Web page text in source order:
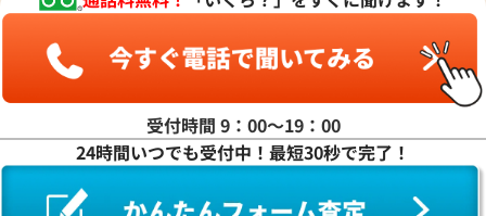
ETERNA
エテルナ
EDOX
エドックス
EBERHARD
エベラール
EBEL
エベル
グッチ
Graham
グラハム
Grand Seiko
グランドセイコー
CORUM
コルム
Concord
Gerald Genta
ジェラルド・ジェンタ
Jaeger-LeCoultre
ジャケ・ドロー
Girard-Perregaux
ジラール・ペルゴ
PIERRE KUNZ
ピエール・クンツ
FRANCK MULLER
フランク ミュラー
BOUCHERON
ブシュロン
BREITLING
ROGER DUBUIS
ロジェ・デュブイ
ROLEX
ロレックス
LONGINES
ロンジン
受付時間 9：00〜19：00
24時間いつでも受付中！最短30秒で完了！